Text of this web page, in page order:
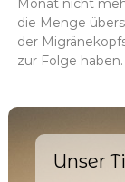
Monat nicht
die Menge
der
zur Folge haben.
Unser